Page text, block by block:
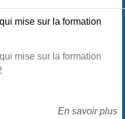
mise sur la formation
mise sur la formation
En savoir plus